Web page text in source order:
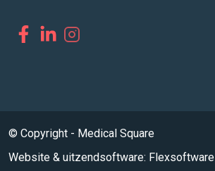
© Copyright - Medical Square
Website & uitzendsoftware: Flexsoftware